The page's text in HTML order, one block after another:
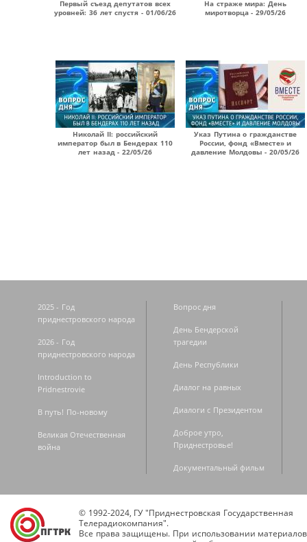
Первый съезд депутатов всех
уровней: 36 лет спустя - 01/06/26
На страже мира: День
миротворца - 29/05/26
Николай II: российский
император был в Бендерах 110
лет назад - 22/05/26
Указ Путина о гражданстве
России, фонд «Вместе» и
давление Молдовы - 20/05/26
2025 - Год
приднестровского народа
2026 - Год
приднестровского народа
Introduction to
Pridnestrovie
В путь! По-новому
Великая Отечественная
война
Вопрос дня
День Бендерской
трагедии
День Республики
Диалог на равных
Диалоги с Президентом
Доброе утро,
Приднестровье!
Документальный фильм
© 1992-2024, ГУ "Приднестровская Государственная
Телерадиокомпания".
Все права защищены. При использовании